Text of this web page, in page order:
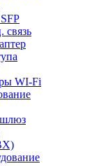
связь
WI-Fi